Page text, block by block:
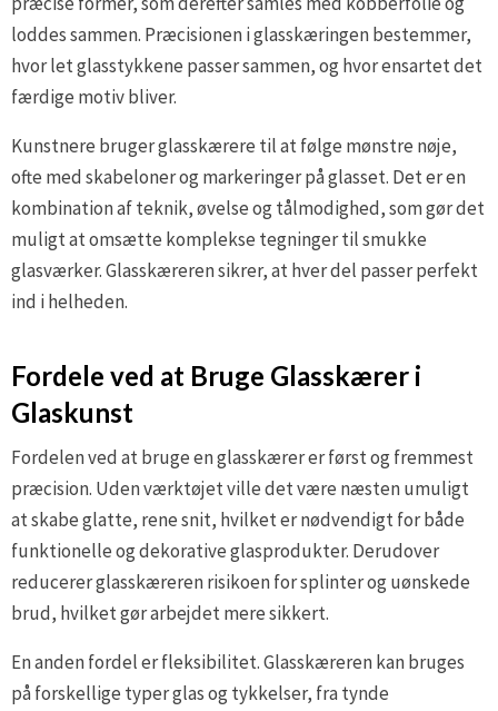
loddes sammen. Præcisionen i glasskæringen bestemmer,
hvor let glasstykkene passer sammen, og hvor ensartet det
færdige motiv bliver.
Kunstnere bruger glasskærere til at følge mønstre nøje,
ofte med skabeloner og markeringer på glasset. Det er en
kombination af teknik, øvelse og tålmodighed, som gør det
muligt at omsætte komplekse tegninger til smukke
glasværker. Glasskæreren sikrer, at hver del passer perfekt
ind i helheden.
Fordele ved at Bruge Glasskærer i
Glaskunst
Fordelen ved at bruge en glasskærer er først og fremmest
præcision. Uden værktøjet ville det være næsten umuligt
at skabe glatte, rene snit, hvilket er nødvendigt for både
funktionelle og dekorative glasprodukter. Derudover
reducerer glasskæreren risikoen for splinter og uønskede
brud, hvilket gør arbejdet mere sikkert.
En anden fordel er fleksibilitet. Glasskæreren kan bruges
på forskellige typer glas og tykkelser, fra tynde